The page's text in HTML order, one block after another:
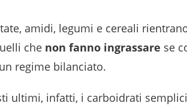
amidi, legumi e cereali
che non fanno ingrassare se
regime bilanciato.
ultimi, infatti, i carboidrati